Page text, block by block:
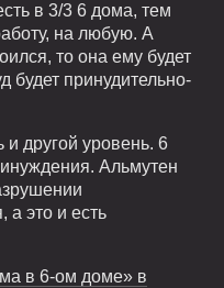
в 3/3 6 дома, тем
на любую. А
то она ему будет
будет принудительно-
другой уровень. 6
Альмутен
а это и есть
в 6-ом доме» в